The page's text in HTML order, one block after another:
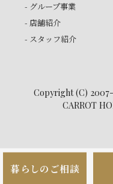
- グループ事業
- 店舗紹介
- スタッフ紹介
Copyright (C)
CARROT
暮らしのご相談